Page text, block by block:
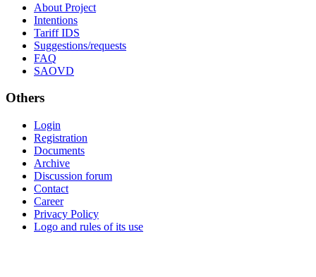
About Project
Intentions
Tariff IDS
Suggestions/requests
FAQ
SAOVD
Others
Login
Registration
Documents
Archive
Discussion forum
Contact
Career
Privacy Policy
Logo and rules of its use